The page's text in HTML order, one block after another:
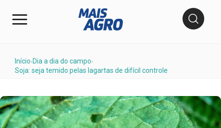
Início› Dia a dia do campo›
Soja: seja temido pelas lagartas de difícil controle